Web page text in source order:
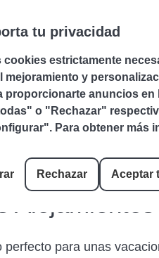
perfecto para unas
tu privacidad
cookies estrictamente
mejoramiento y
proporcionarte anuncios en
o "Rechazar"
Para obtener más
Rechazar Aceptar